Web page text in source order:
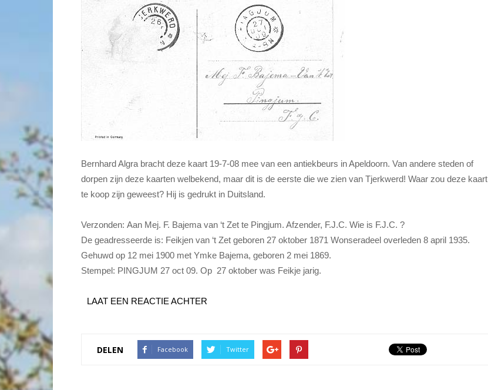
Bernhard Algra bracht deze kaart 19-7-08 mee van een antiekbeurs in Apeldoorn. Van andere steden of
dorpen zijn deze kaarten welbekend, maar dit is de eerste die we zien van Tjerkwerd! Waar zou deze kaart
te koop zijn geweest? Hij is gedrukt in Duitsland.
Verzonden: Aan Mej. F. Bajema van ‘t Zet te Pingjum. Afzender, F.J.C. Wie is F.J.C. ?
De geadresseerde is: Feikjen van ‘t Zet geboren 27 oktober 1871 Wonseradeel overleden 8 april 1935.
Gehuwd op 12 mei 1900 met Ymke Bajema, geboren 2 mei 1869.
Stempel: PINGJUM 27 oct 09. Op 27 oktober was Feikje jarig.
LAAT EEN REACTIE ACHTER
DELEN Facebook Twitter